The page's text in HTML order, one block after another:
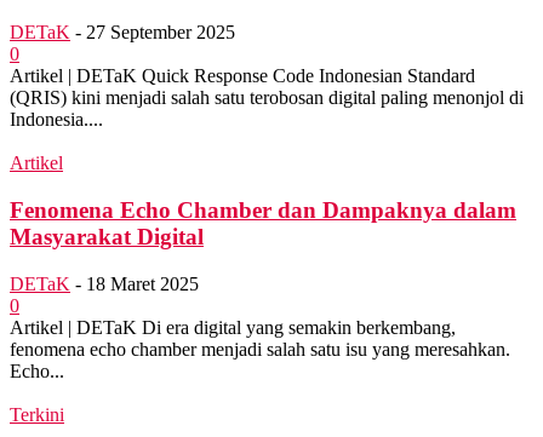
DETaK - 27 September 2025
0
Artikel | DETaK Quick Response Code Indonesian Standard
(QRIS) kini menjadi salah satu terobosan digital paling menonjol di
Indonesia....
Artikel
Fenomena Echo Chamber dan Dampaknya dalam
Masyarakat Digital
DETaK - 18 Maret 2025
0
Artikel | DETaK Di era digital yang semakin berkembang,
fenomena echo chamber menjadi salah satu isu yang meresahkan.
Echo...
Terkini